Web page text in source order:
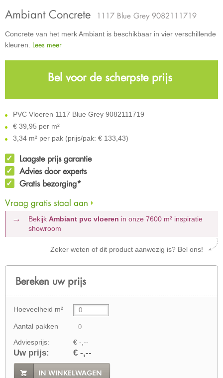
Ambiant Concrete 1117 Blue Grey 9082111719
Concrete van het merk Ambiant is beschikbaar in vier verschillende
kleuren. Lees meer
Bel voor de scherpste prijs
PVC Vloeren 1117 Blue Grey 9082111719
€ 39,95 per m²
3,34 m² per pak (prijs/pak: € 133,43)
Laagste prijs garantie
Advies door experts
Gratis bezorging*
Vraag gratis staal aan
Bekijk Ambiant pvc vloeren in onze 7600 m² inspiratie
showroom
Zeker weten of dit product aanwezig is? Bel ons!
Bereken uw prijs
Hoeveelheid m²
Aantal pakken
Adviesprijs: € -,--
Uw prijs: € -,--
IN WINKELWAGEN